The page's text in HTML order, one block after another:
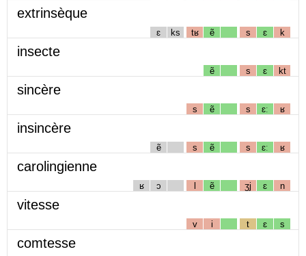
extrinsèque
ɛ ks tʁ ẽ s ɛ k
insecte
ẽ s ɛ kt
sincère
s ẽ s ɛː ʁ
insincère
ẽ s ẽ s ɛː ʁ
carolingienne
ʁ ɔ l ẽ ʒj ɛ n
vitesse
v i t ɛ s
comtesse